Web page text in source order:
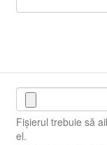
Fișierul trebuie să
el.